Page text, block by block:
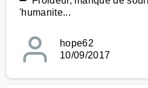
'humanite...
hope62
10/09/2017